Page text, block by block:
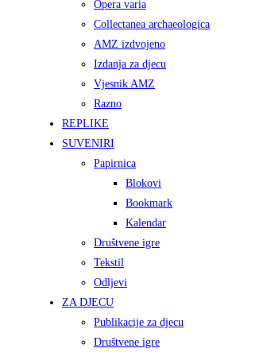
Opera varia
Collectanea archaeologica
AMZ izdvojeno
Izdanja za djecu
Vjesnik AMZ
Razno
REPLIKE
SUVENIRI
Papirnica
Blokovi
Bookmark
Kalendar
Društvene igre
Tekstil
Odljevi
ZA DJECU
Publikacije za djecu
Društvene igre